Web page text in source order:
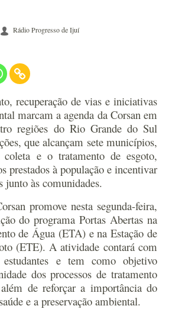
Rádio Progresso de Ijuí
recuperação de vias e iniciativas
marcam a agenda da Corsan em
regiões do Rio Grande do Sul
que alcançam sete municípios,
e o tratamento de esgoto,
prestados à população e incentivar
junto às comunidades.
promove nesta segunda-feira,
do programa Portas Abertas na
de Água (ETA) e na Estação de
(ETE). A atividade contará com
e tem como objetivo
dos processos de tratamento
de reforçar a importância do
e a preservação ambiental.